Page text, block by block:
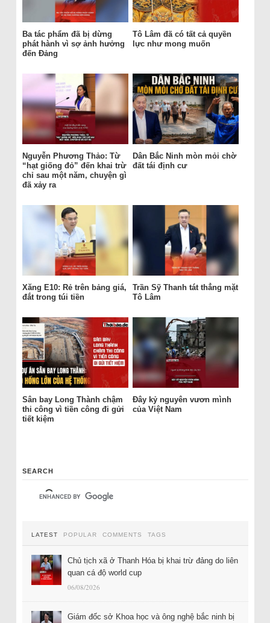
Ba tác phẩm đã bị dừng
phát hành vì sợ ảnh hưởng
đến Đảng
Tô Lâm đã có tất cả quyền
lực như mong muốn
Nguyễn Phương Thảo: Từ
“hạt giống đỏ” đến khai trừ
chỉ sau một năm, chuyện gì
đã xảy ra
Dân Bắc Ninh mòn mỏi chờ
đất tái định cư
Xăng E10: Rẻ trên bảng giá,
đắt trong túi tiền
Trần Sỹ Thanh tát thẳng mặt
Tô Lâm
Sân bay Long Thành chậm
thi công vì tiền công đi gửi
tiết kiệm
Đây kỷ nguyên vươn mình
của Việt Nam
SEARCH
LATEST POPULAR COMMENTS TAGS
Chủ tịch xã ở Thanh Hóa bị khai trừ đảng do liên
quan cá độ world cup
06/08/2026
Giám đốc sở Khoa học và ông nghệ bắc ninh bị